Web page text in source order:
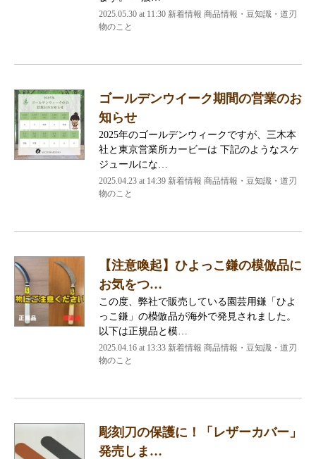
2025.05.30 at 11:30 新着情報 商品情報・豆知識・道刃
物のこと
ゴールデンウイーク期間の営業のお
知らせ
2025年のゴールデンウィークですが、三木本
社と東京営業所カービーは 下記のようなスケ
ジュールにな…
2025.04.23 at 14:39 新着情報 商品情報・豆知識・道刃
物のこと
【注意喚起】ひよっこ鎌の模倣品に
お気をつ…
この度、弊社で販売している園芸用鎌「ひよ
っこ鎌」の模倣品が海外で発見されました。
以下は正規品と模…
2025.04.16 at 13:33 新着情報 商品情報・豆知識・道刃
物のこと
彫刻刀の保護に！「レザーカバー」
発売しま…